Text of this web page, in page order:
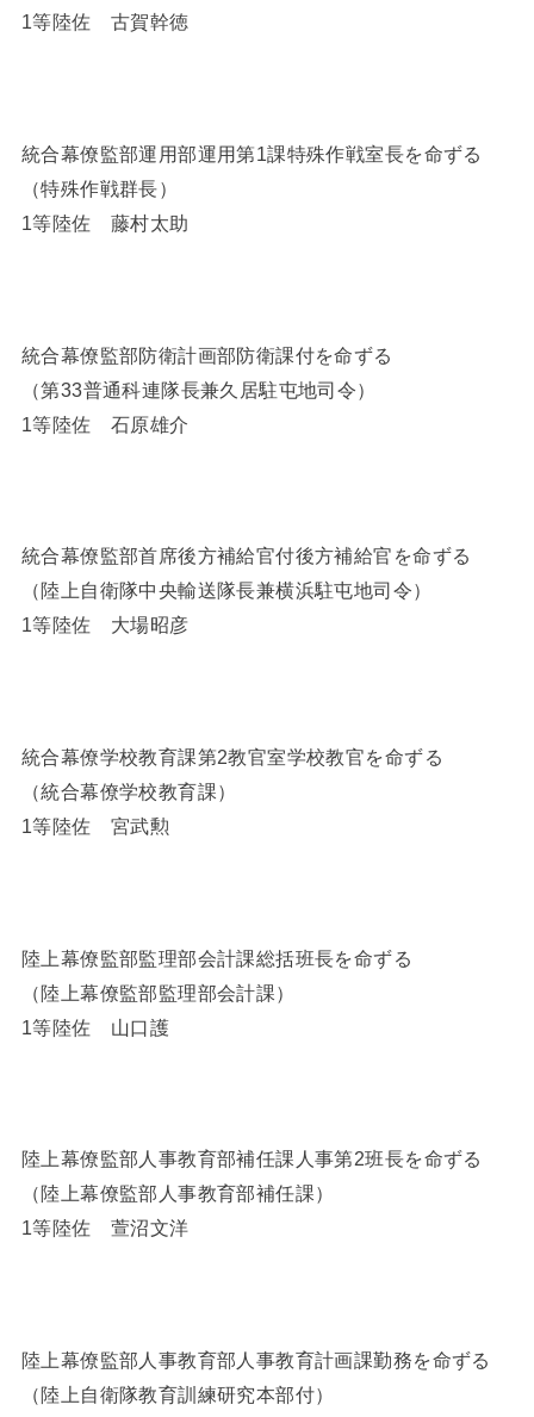
1等陸佐 古賀幹徳
統合幕僚監部運用部運用第1課特殊作戦室長を命ずる
（特殊作戦群長）
1等陸佐 藤村太助
統合幕僚監部防衛計画部防衛課付を命ずる
（第33普通科連隊長兼久居駐屯地司令）
1等陸佐 石原雄介
統合幕僚監部首席後方補給官付後方補給官を命ずる
（陸上自衛隊中央輸送隊長兼横浜駐屯地司令）
1等陸佐 大場昭彦
統合幕僚学校教育課第2教官室学校教官を命ずる
（統合幕僚学校教育課）
1等陸佐 宮武勲
陸上幕僚監部監理部会計課総括班長を命ずる
（陸上幕僚監部監理部会計課）
1等陸佐 山口護
陸上幕僚監部人事教育部補任課人事第2班長を命ずる
（陸上幕僚監部人事教育部補任課）
1等陸佐 萱沼文洋
陸上幕僚監部人事教育部人事教育計画課勤務を命ずる
（陸上自衛隊教育訓練研究本部付）